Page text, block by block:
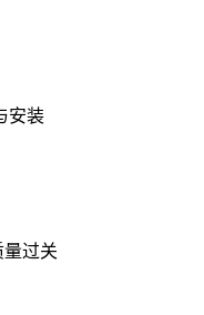
安装
过关